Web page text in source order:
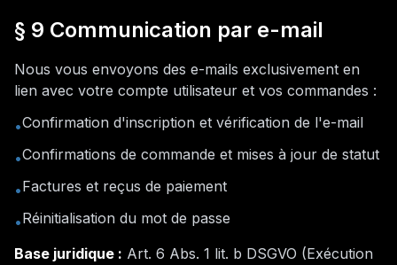
§ 9 Communication par e-mail
Nous vous envoyons des e-mails exclusivement en
lien avec votre compte utilisateur et vos commandes :
•Confirmation d'inscription et vérification de l'e-mail
•Confirmations de commande et mises à jour de statut
•Factures et reçus de paiement
•Réinitialisation du mot de passe
Base juridique : Art. 6 Abs. 1 lit. b DSGVO (Exécution